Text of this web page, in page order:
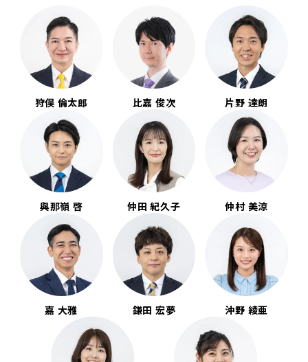
狩俣 倫太郎 比嘉 俊次 片野 達朗
與那嶺 啓 仲田 紀久子 仲村 美涼
嘉 大雅 鎌田 宏夢 沖野 綾亜